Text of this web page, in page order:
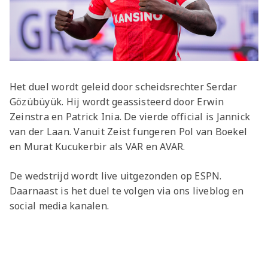
Het duel wordt geleid door scheidsrechter Serdar
Gözübüyük. Hij wordt geassisteerd door Erwin
Zeinstra en Patrick Inia. De vierde official is Jannick
van der Laan. Vanuit Zeist fungeren Pol van Boekel
en Murat Kucukerbir als VAR en AVAR.
De wedstrijd wordt live uitgezonden op ESPN.
Daarnaast is het duel te volgen via ons liveblog en
social media kanalen.